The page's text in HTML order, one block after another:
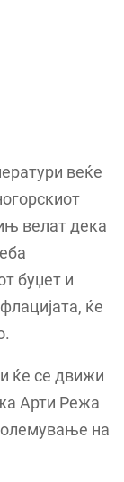
веќе
велат дека
буџет и
ќе
ќе се движи
Арти Режа
на